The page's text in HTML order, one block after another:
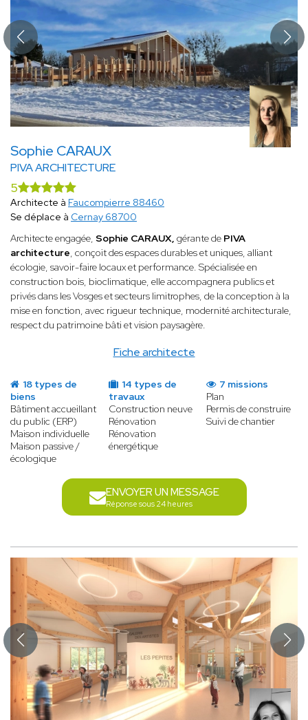
Sophie CARAUX
PIVA ARCHITECTURE
Fiche architecte
5
Architecte à Faucompierre 88460
Se déplace à Cernay 68700
Architecte engagée, Sophie CARAUX, gérante de PIVA
architecture, conçoit des espaces durables et uniques, alliant
écologie, savoir-faire locaux et performance. Spécialisée en
construction bois, bioclimatique, elle accompagnera publics et
privés dans les Vosges et secteurs limitrophes, de la conception à la
mise en fonction, avec rigueur technique, modernité architecturale,
respect du patrimoine bâti et vision paysagère.
18 types de
biens
Bâtiment accueillant
du public (ERP)
Maison individuelle
Maison passive /
écologique
14 types de
travaux
Construction neuve
Rénovation
Rénovation
énergétique
7 missions
Plan
Permis de construire
Suivi de chantier
ENVOYER UN MESSAGE
Réponse sous 24 heures